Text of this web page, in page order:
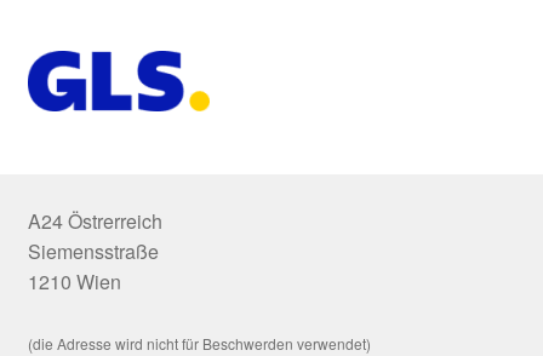
A24 Östrerreich
Siemensstraße
1210 Wien
(die Adresse wird nicht für Beschwerden verwendet)